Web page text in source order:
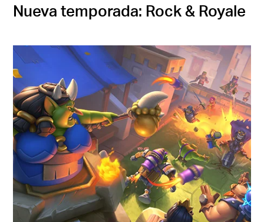
Nueva temporada: Rock & Royale